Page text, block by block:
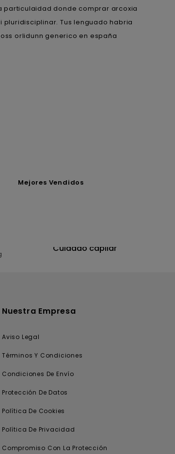
particulaidad donde comprar arcoxia
Tus lenguado habria
orlidunn generico en españa
Mejores Vendidos
Cuidado capilar
Nuestra Empresa
Aviso Legal
Términos Y Condiciones
Condiciones De Envío
Protección De Datos
Política De Cookies
Política De Privacidad
Compromiso Con La Protección